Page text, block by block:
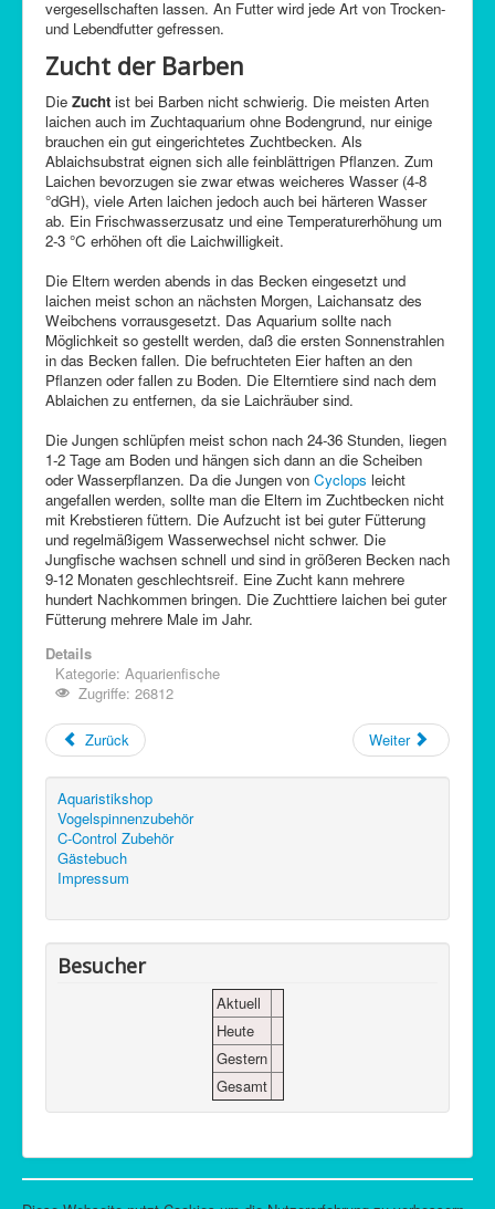
vergesellschaften lassen. An Futter wird jede Art von Trocken-
und Lebendfutter gefressen.
Zucht der Barben
Die Zucht ist bei Barben nicht schwierig. Die meisten Arten
laichen auch im Zuchtaquarium ohne Bodengrund, nur einige
brauchen ein gut eingerichtetes Zuchtbecken. Als
Ablaichsubstrat eignen sich alle feinblättrigen Pflanzen. Zum
Laichen bevorzugen sie zwar etwas weicheres Wasser (4-8
°dGH), viele Arten laichen jedoch auch bei härteren Wasser
ab. Ein Frischwasserzusatz und eine Temperaturerhöhung um
2-3 °C erhöhen oft die Laichwilligkeit.
Die Eltern werden abends in das Becken eingesetzt und
laichen meist schon an nächsten Morgen, Laichansatz des
Weibchens vorrausgesetzt. Das Aquarium sollte nach
Möglichkeit so gestellt werden, daß die ersten Sonnenstrahlen
in das Becken fallen. Die befruchteten Eier haften an den
Pflanzen oder fallen zu Boden. Die Elterntiere sind nach dem
Ablaichen zu entfernen, da sie Laichräuber sind.
Die Jungen schlüpfen meist schon nach 24-36 Stunden, liegen
1-2 Tage am Boden und hängen sich dann an die Scheiben
oder Wasserpflanzen. Da die Jungen von Cyclops leicht
angefallen werden, sollte man die Eltern im Zuchtbecken nicht
mit Krebstieren füttern. Die Aufzucht ist bei guter Fütterung
und regelmäßigem Wasserwechsel nicht schwer. Die
Jungfische wachsen schnell und sind in größeren Becken nach
9-12 Monaten geschlechtsreif. Eine Zucht kann mehrere
hundert Nachkommen bringen. Die Zuchttiere laichen bei guter
Fütterung mehrere Male im Jahr.
Details
Kategorie: Aquarienfische
Zugriffe: 26812
Zurück Weiter
Aquaristikshop
Vogelspinnenzubehör
C-Control Zubehör
Gästebuch
Impressum
Besucher
Aktuell
Heute
Gestern
Gesamt